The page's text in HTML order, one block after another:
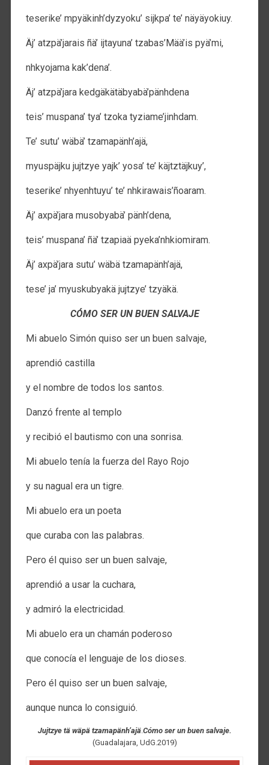
teserike’ mpyäkinh’dyzyoku’ sijkpa’ te’ näyäyokiuy.
Äj’ atzpä’jarais ñä’ ijtayuna’ tzabas’Mää’is pyä’mi,
nhkyojama kak’dena’.
Äj’ atzpä’jara kedgäkätäbyabä’pänhdena
teis’ muspana’ tya’ tzoka tyziame’jinhdam.
Te’ sutu’ wäbä’ tzamapänh’ajä,
myuspäjku jujtzye yajk’ yosa’ te’ käjtztäjkuy’,
teserike’ nhyenhtuyu’ te’ nhkirawais’ñoaram.
Äj’ axpä’jara musobyabä’ pänh’dena,
teis’ muspana’ ñä’ tzapiaä pyeka’nhkiomiram.
Äj’ axpä’jara sutu’ wäbä tzamapänh’ajä,
tese’ ja’ myuskubyakä jujtzye’ tzyäkä.
CÓMO SER UN BUEN SALVAJE
Mi abuelo Simón quiso ser un buen salvaje,
aprendió castilla
y el nombre de todos los santos.
Danzó frente al templo
y recibió el bautismo con una sonrisa.
Mi abuelo tenía la fuerza del Rayo Rojo
y su nagual era un tigre.
Mi abuelo era un poeta
que curaba con las palabras.
Pero él quiso ser un buen salvaje,
aprendió a usar la cuchara,
y admiró la electricidad.
Mi abuelo era un chamán poderoso
que conocía el lenguaje de los dioses.
Pero él quiso ser un buen salvaje,
aunque nunca lo consiguió.
Jujtzye tä wäpä tzamapänh’ajä. Cómo ser un buen salvaje.
(Guadalajara, UdG.2019)